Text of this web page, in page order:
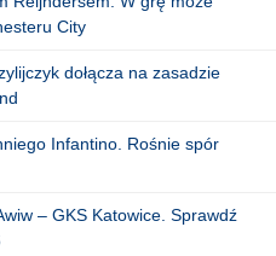
City
dołącza na zasadzie
Infantino. Rośnie spór
– GKS Katowice. Sprawdź